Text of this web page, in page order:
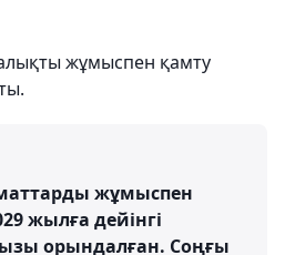
жұмыспен қамту
жұмыспен
жылға дейінгі
орындалған. Соңғы